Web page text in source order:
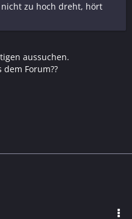
zu hoch dreht, hört
aussuchen.
Forum??